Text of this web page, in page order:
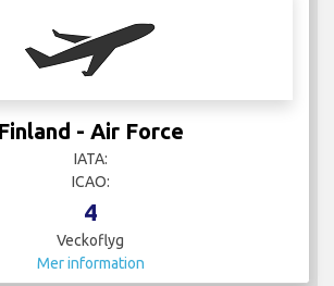
Finland - Air Force
IATA:
ICAO:
4
Veckoflyg
Mer information